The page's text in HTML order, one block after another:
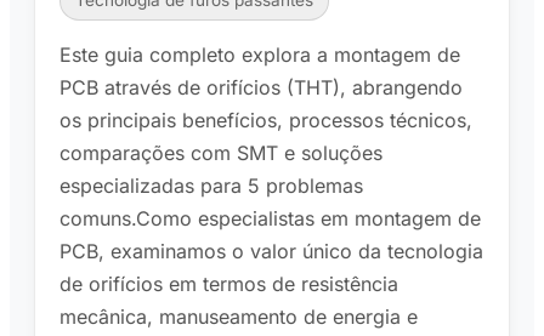
Este guia completo explora a montagem de
PCB através de orifícios (THT), abrangendo
os principais benefícios, processos técnicos,
comparações com SMT e soluções
especializadas para 5 problemas
comuns.Como especialistas em montagem de
PCB, examinamos o valor único da tecnologia
de orifícios em termos de resistência
mecânica, manuseamento de energia e